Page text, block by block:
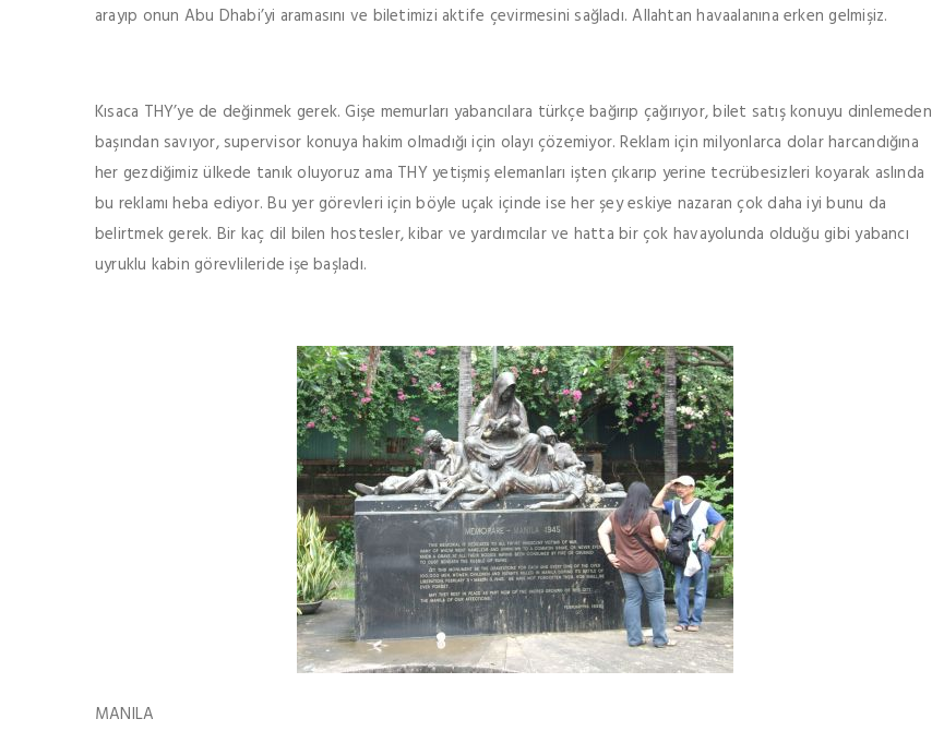
arayıp onun Abu Dhabi’yi aramasını ve biletimizi aktife çevirmesini sağladı. Allahtan havaalanına erken gelmişiz.
Kısaca THY’ye de değinmek gerek. Gişe memurları yabancılara türkçe bağırıp çağırıyor, bilet satış konuyu dinlemeden
başından savıyor, supervisor konuya hakim olmadığı için olayı çözemiyor. Reklam için milyonlarca dolar harcandığına
her gezdiğimiz ülkede tanık oluyoruz ama THY yetişmiş elemanları işten çıkarıp yerine tecrübesizleri koyarak aslında
bu reklamı heba ediyor. Bu yer görevleri için böyle uçak içinde ise her şey eskiye nazaran çok daha iyi bunu da
belirtmek gerek. Bir kaç dil bilen hostesler, kibar ve yardımcılar ve hatta bir çok havayolunda olduğu gibi yabancı
uyruklu kabin görevlileride işe başladı.
MANILA
Etiyopya Gezisi – Mart 2010